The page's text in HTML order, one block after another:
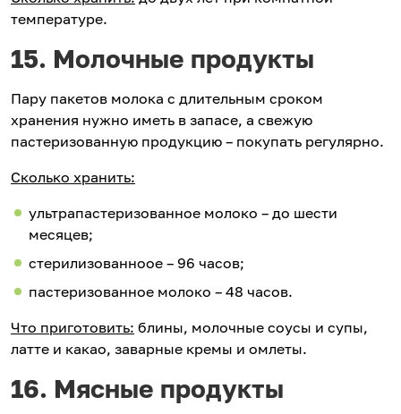
температуре.
15. Молочные продукты
Пару пакетов молока с длительным сроком
хранения нужно иметь в запасе, а свежую
пастеризованную продукцию – покупать регулярно.
Сколько хранить:
ультрапастеризованное молоко – до шести
месяцев;
стерилизованноое – 96 часов;
пастеризованное молоко – 48 часов.
Что приготовить: блины, молочные соусы и супы,
латте и какао, заварные кремы и омлеты.
16. Мясные продукты